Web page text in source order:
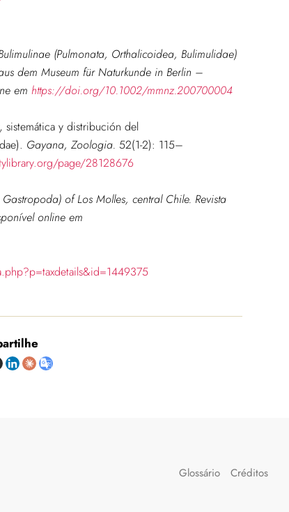
(Pulmonata, Orthalicoidea, Bulimulidae)
dem Museum für Naturkunde in Berlin –
em https://doi.org/10.1002/mmnz.200700004
y distribución del
Gayana, Zoologia. 52(1-2): 115–
page/28128676
of Los Molles, central Chile. Revista
online em
Glossário Créditos